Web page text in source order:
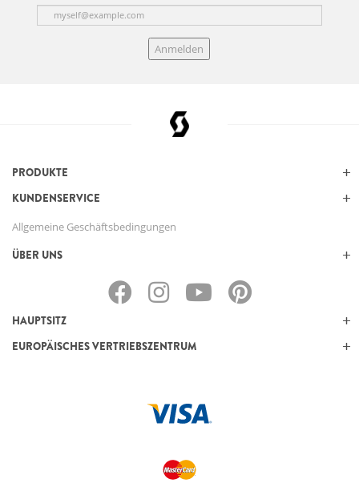
Anmelden
PRODUKTE
KUNDENSERVICE
Allgemeine Geschäftsbedingungen
ÜBER UNS
HAUPTSITZ
EUROPÄISCHES VERTRIEBSZENTRUM